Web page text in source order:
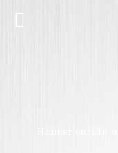
Нашият онлайн